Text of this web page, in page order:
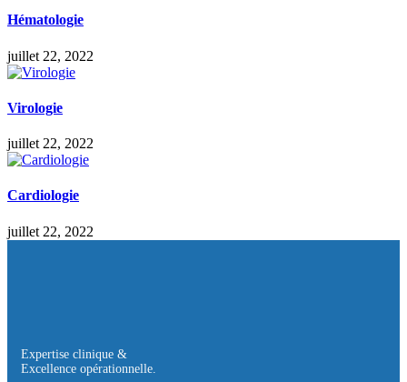
Hématologie
juillet 22, 2022
Virologie
juillet 22, 2022
Cardiologie
juillet 22, 2022
Expertise clinique &
Excellence opérationnelle.